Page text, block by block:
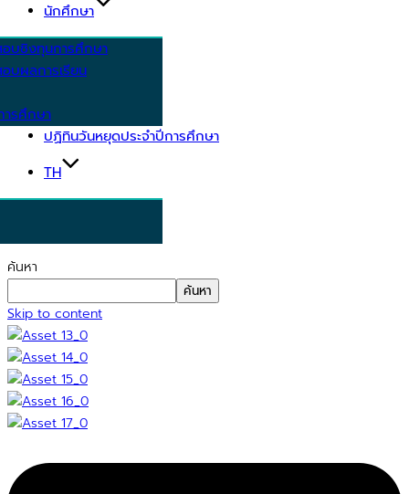
นักศึกษา
บชิงทุนการศึกษา
บผลการเรียน
รศึกษา
ปฏิทินวันหยุดประจำปีการศึกษา
TH
ค้นหา
ค้นหา
Skip to content